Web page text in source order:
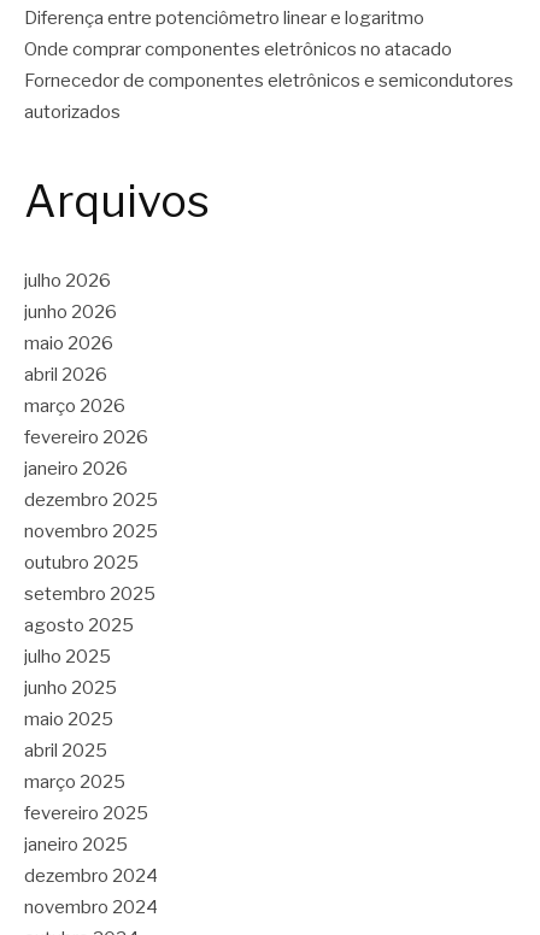
Diferença entre potenciômetro linear e logaritmo
Onde comprar componentes eletrônicos no atacado
Fornecedor de componentes eletrônicos e semicondutores
autorizados
Arquivos
julho 2026
junho 2026
maio 2026
abril 2026
março 2026
fevereiro 2026
janeiro 2026
dezembro 2025
novembro 2025
outubro 2025
setembro 2025
agosto 2025
julho 2025
junho 2025
maio 2025
abril 2025
março 2025
fevereiro 2025
janeiro 2025
dezembro 2024
novembro 2024